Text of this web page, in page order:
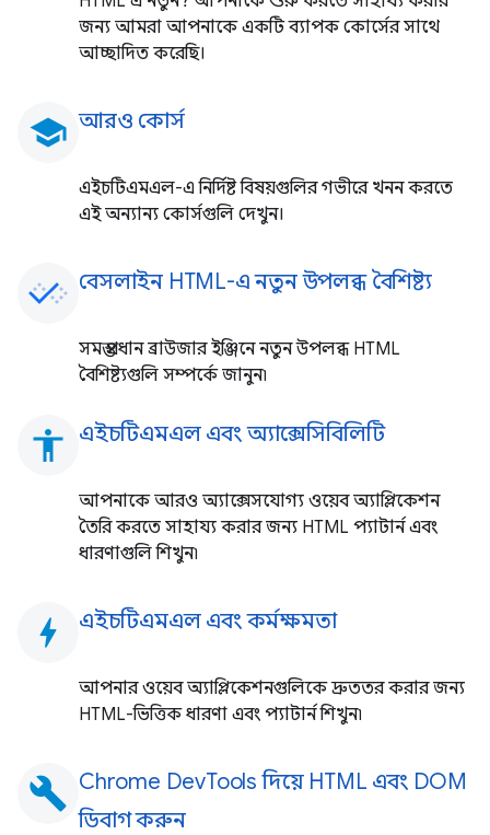
জন্য আমরা আপনাকে একটি ব্যাপক কোর্সের সাথে
আচ্ছাদিত করেছি।
school আরও কোর্স
এইচটিএমএল-এ নির্দিষ্ট বিষয়গুলির গভীরে খনন করতে
এই অন্যান্য কোর্সগুলি দেখুন।
বেসলাইন HTML-এ নতুন উপলব্ধ বৈশিষ্ট্য
সমস্ত প্রধান ব্রাউজার ইঞ্জিনে নতুন উপলব্ধ HTML
বৈশিষ্ট্যগুলি সম্পর্কে জানুন৷
accessibility এইচটিএমএল এবং অ্যাক্সেসিবিলিটি
আপনাকে আরও অ্যাক্সেসযোগ্য ওয়েব অ্যাপ্লিকেশন
তৈরি করতে সাহায্য করার জন্য HTML প্যাটার্ন এবং
ধারণাগুলি শিখুন৷
bolt এইচটিএমএল এবং কর্মক্ষমতা
আপনার ওয়েব অ্যাপ্লিকেশনগুলিকে দ্রুততর করার জন্য
HTML-ভিত্তিক ধারণা এবং প্যাটার্ন শিখুন৷
build Chrome DevTools দিয়ে HTML এবং DOM
ডিবাগ করুন